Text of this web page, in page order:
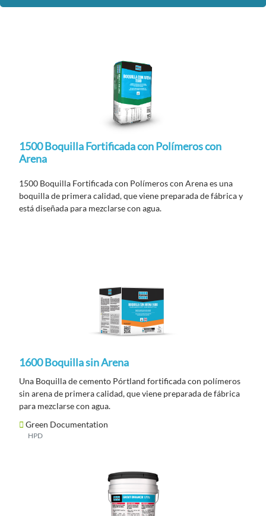
1500 Boquilla Fortificada con Polímeros con
Arena
1500 Boquilla Fortificada con Polímeros con Arena es una
boquilla de primera calidad, que viene preparada de fábrica y
está diseñada para mezclarse con agua.
1600 Boquilla sin Arena
Una Boquilla de cemento Pórtland fortificada con polímeros
sin arena de primera calidad, que viene preparada de fábrica
para mezclarse con agua.
Green Documentation
HPD